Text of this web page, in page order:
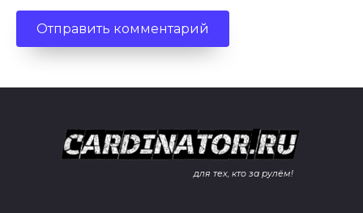
для тех, кто за рулём!